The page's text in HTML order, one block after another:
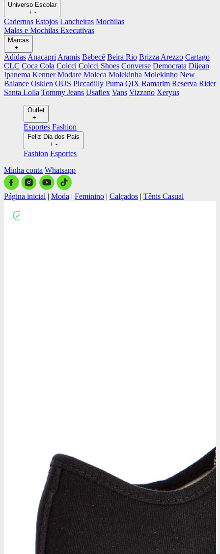
Universo Escolar
+ -
Cadernos Estojos Lancheiras Mochilas
Malas e Mochilas Executivas
Marcas
+ -
Adidas Anacapri Aramis Bebecê Beira Rio Brizza Arezzo Cartago
CLC Coca Cola Colcci Colcci Shoes Converse Democrata Dijean
Ipanema Kenner Modare Moleca Molekinha Molekinho New
Balance Osklen OUS Piccadilly Puma QIX Ramarim Reserva Rider
Santa Lolla Tommy Jeans Usaflex Vans Vizzano Xeryus
Outlet
+ -
Esportes Fashion
Feliz Dia dos Pais
+ -
Fashion Esportes
Minha conta Whatsapp
Página inicial | Moda | Feminino | Calçados | Tênis Casual